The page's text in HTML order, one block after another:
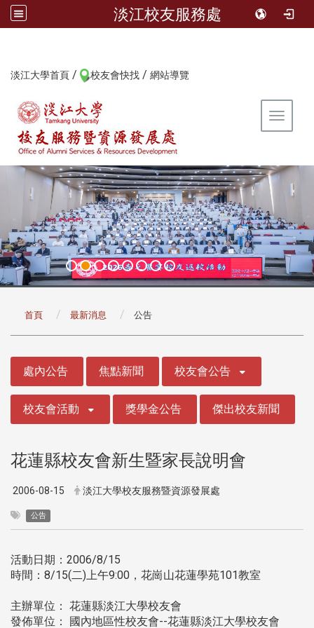
淡江校友服務處
淡江大學首頁 / 校友會快找 / 網站導覽
Toggle
首頁 最新消息 公告
處內公告 焦點新聞 校友會公告
校友會活動 獎學金公告 傑出校友新聞
花蓮縣校友會新生暨家長說明會
2006-08-15 淡江大學校友服務暨資源發展處
公告
活動日期：2006/8/15
時間：8/15(二)上午9:00，花崗山花蓮學苑101教室
主辦單位： 花蓮縣淡江大學校友會
發佈單位： 國內地區性校友會--花蓮縣淡江大學校友會